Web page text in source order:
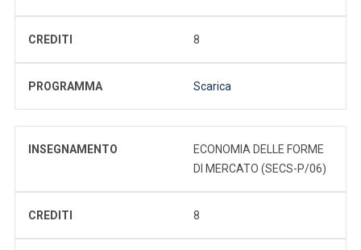
CREDITI 8
PROGRAMMA Scarica
INSEGNAMENTO
ECONOMIA DELLE FORME
DI MERCATO (SECS-P/06)
CREDITI 8